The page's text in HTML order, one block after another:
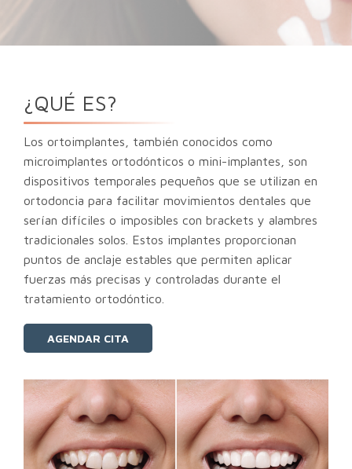
¿QUÉ ES?
Los ortoimplantes, también conocidos como
microimplantes ortodónticos o mini-implantes, son
dispositivos temporales pequeños que se utilizan en
ortodoncia para facilitar movimientos dentales que
serían difíciles o imposibles con brackets y alambres
tradicionales solos. Estos implantes proporcionan
puntos de anclaje estables que permiten aplicar
fuerzas más precisas y controladas durante el
tratamiento ortodóntico.
AGENDAR CITA